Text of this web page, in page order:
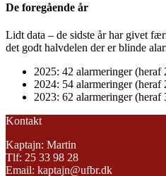
De foregående år
Lidt data – de sidste år har givet
det godt halvdelen der er blinde
2025: 42 alarmeringer
2024: 54 alarmeringer
2023: 62 alarmeringer
Kontakt
Kaptajn: Martin
Tlf: 25 33 98 28
Email: kaptajn@ufbr.dk